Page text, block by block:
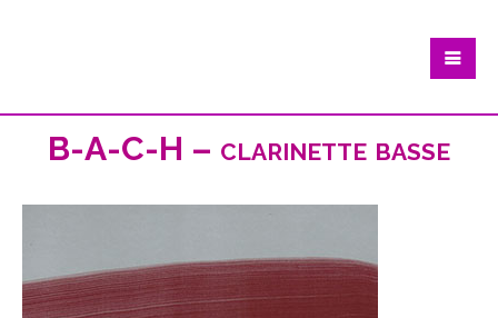
B-A-C-H – clarinette basse